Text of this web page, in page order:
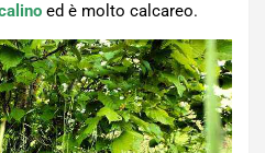
ed è molto calcareo.